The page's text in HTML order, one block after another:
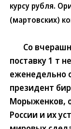
курсу рубля.
(мартовских)
Со
поставку 1 т
еженедельно
президент
Морыженков,
России и их